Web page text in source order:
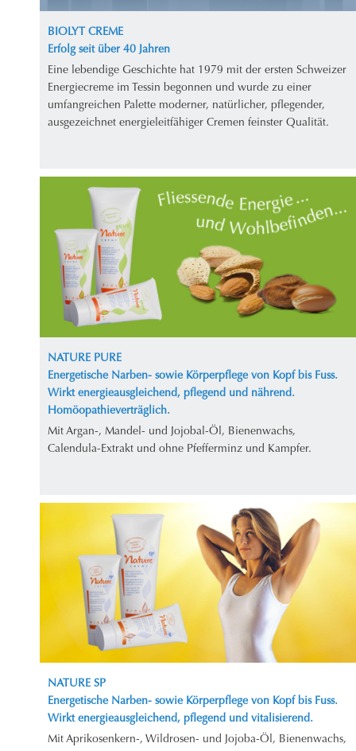
BIOLYT CREME
Erfolg seit über 40 Jahren
Eine lebendige Geschichte hat 1979 mit der ersten Schweizer
Energiecreme im Tessin begonnen und wurde zu einer
umfangreichen Palette moderner, natürlicher, pflegender,
ausgezeichnet energieleitfähiger Cremen feinster Qualität.
NATURE PURE
Energetische Narben- sowie Körperpflege von Kopf bis Fuss.
Wirkt energieausgleichend, pflegend und nährend.
Homöopathieverträglich.
Mit Argan-, Mandel- und Jojobal-Öl, Bienenwachs,
Calendula-Extrakt und ohne Pfefferminz und Kampfer.
NATURE SP
Energetische Narben- sowie Körperpflege von Kopf bis Fuss.
Wirkt energieausgleichend, pflegend und vitalisierend.
Mit Aprikosenkern-, Wildrosen- und Jojoba-Öl, Bienenwachs,